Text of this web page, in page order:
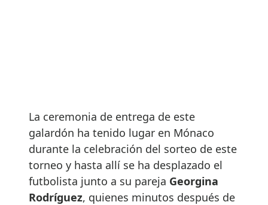
La ceremonia de entrega de este
galardón ha tenido lugar en Mónaco
durante la celebración del sorteo de este
torneo y hasta allí se ha desplazado el
futbolista junto a su pareja Georgina
Rodríguez, quienes minutos después de